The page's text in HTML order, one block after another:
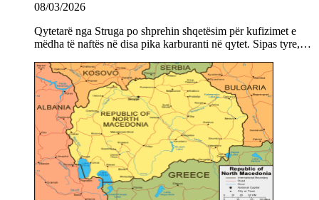
08/03/2026
Qytetarë nga Struga po shprehin shqetësim për kufizimet e
mëdha të naftës në disa pika karburanti në qytet. Sipas tyre,…